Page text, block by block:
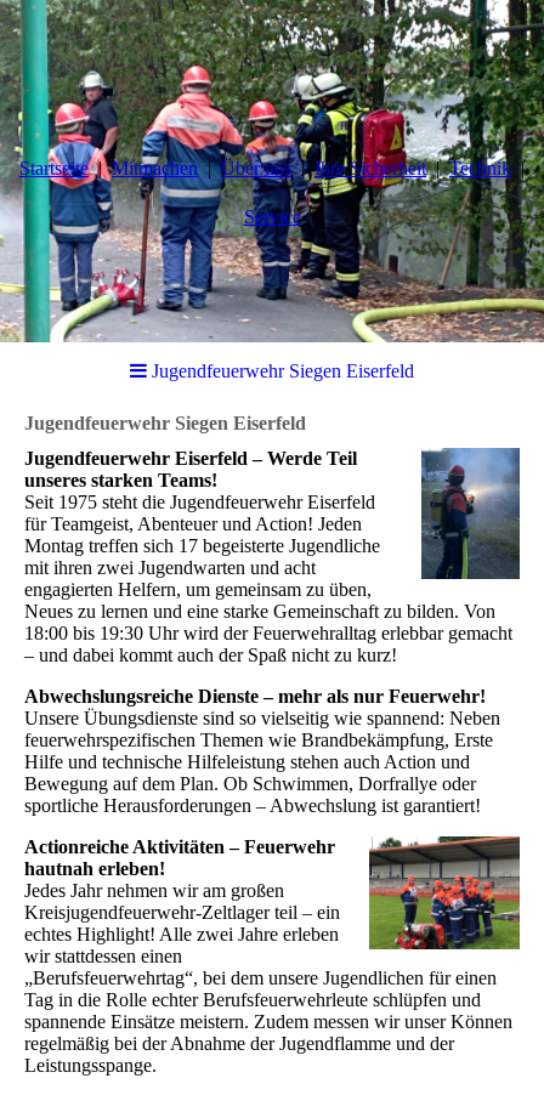
Startseite Mitmachen Über uns Ihre Sicherheit Technik
Service
Jugendfeuerwehr Siegen Eiserfeld
Jugendfeuerwehr Siegen Eiserfeld
Jugendfeuerwehr Eiserfeld – Werde Teil
unseres starken Teams!
Seit 1975 steht die Jugendfeuerwehr Eiserfeld
für Teamgeist, Abenteuer und Action! Jeden
Montag treffen sich 17 begeisterte Jugendliche
mit ihren zwei Jugendwarten und acht
engagierten Helfern, um gemeinsam zu üben,
Neues zu lernen und eine starke Gemeinschaft zu bilden. Von
18:00 bis 19:30 Uhr wird der Feuerwehralltag erlebbar gemacht
– und dabei kommt auch der Spaß nicht zu kurz!
Abwechslungsreiche Dienste – mehr als nur Feuerwehr!
Unsere Übungsdienste sind so vielseitig wie spannend: Neben
feuerwehrspezifischen Themen wie Brandbekämpfung, Erste
Hilfe und technische Hilfeleistung stehen auch Action und
Bewegung auf dem Plan. Ob Schwimmen, Dorfrallye oder
sportliche Herausforderungen – Abwechslung ist garantiert!
Actionreiche Aktivitäten – Feuerwehr
hautnah erleben!
Jedes Jahr nehmen wir am großen
Kreisjugendfeuerwehr-Zeltlager teil – ein
echtes Highlight! Alle zwei Jahre erleben
wir stattdessen einen
„Berufsfeuerwehrtag“, bei dem unsere Jugendlichen für einen
Tag in die Rolle echter Berufsfeuerwehrleute schlüpfen und
spannende Einsätze meistern. Zudem messen wir unser Können
regelmäßig bei der Abnahme der Jugendflamme und der
Leistungsspange.